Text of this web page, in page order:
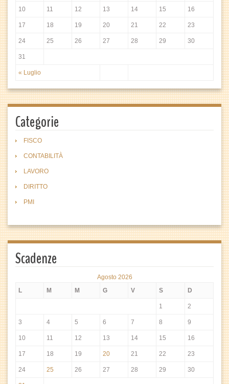
« Luglio
10 11 12 13 14 15 16
17 18 19 20 21 22 23
24 25 26 27 28 29 30
31
Categorie
FISCO
CONTABILITÀ
LAVORO
DIRITTO
PMI
Scadenze
Agosto 2026
L
M M G V S D
1 2
3 4 5 6 7 8 9
10 11 12 13 14 15 16
17 18 19 20 21 22 23
24 25 26 27 28 29 30